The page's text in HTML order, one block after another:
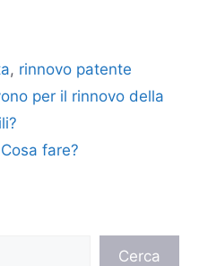
, rinnovo patente
per il rinnovo della
fare?
Cerca